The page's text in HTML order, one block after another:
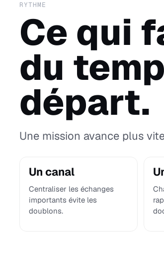
RYTHME
Ce qui
du
départ.
Une mission avance plus
Un canal
Centraliser les échanges
importants évite les
doublons.